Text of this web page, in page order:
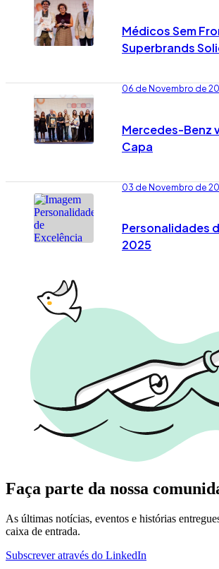
Médicos Sem
Superbrands
06 de Novembro de
Mercedes-Benz
Capa
03 de Novembro de
Personalidades
2025
Faça parte da nossa
As últimas notícias, eventos e histórias
caixa de entrada.
Subscrever através do LinkedIn